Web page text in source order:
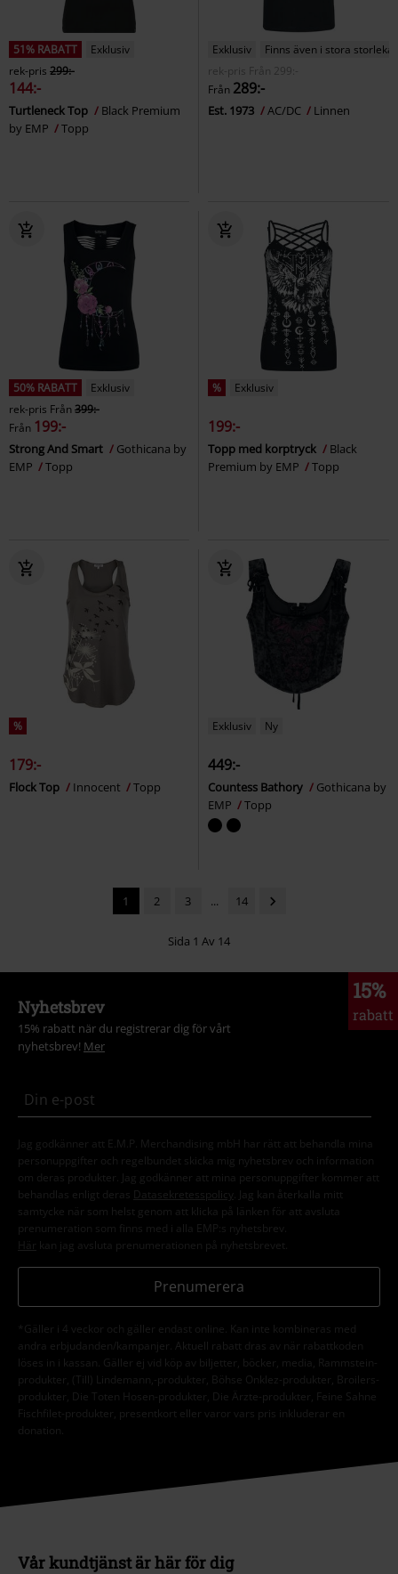
51% RABATT
Exklusiv
rek-pris 299:-
144:-
Turtleneck Top
Black Premium
by EMP
Topp
Exklusiv
Finns även i stora storlekar
rek-pris
Från 299:-
Från 289:-
Est. 1973 AC/DC Linnen
50% RABATT
Exklusiv
rek-pris Från399:-
Från 199:-
Strong And Smart
Gothicana by
EMP
Topp
% Exklusiv
199:-
Topp med korptryck
Black
Premium by EMP
Topp
%
179:-
Flock Top Innocent Topp
Exklusiv Ny
449:-
Countess Bathory
Gothicana by
EMP
Topp
1 2 3 ... 14
Sida 1 Av 14
15%
rabatt
Nyhetsbrev
15% rabatt när du registrerar dig för vårt
nyhetsbrev! Mer
Jag godkänner att E.M.P. Merchandising mbH har rätt att behandla mina
personuppgifter och regelbundet skicka mig nyhetsbrev och information
om deras produkter. Jag godkänner att mina personuppgifter kommer att
behandlas enligt deras
Datasekretesspolicy
. Jag kan återkalla mitt
samtycke när som helst genom att klicka på länken för att avsluta
prenumeration som finns med i alla EMP:s nyhetsbrev.
Här kan jag avsluta prenumerationen på nyhetsbrevet.
Prenumerera
*Gäller i 4 veckor och gäller endast online. Kan inte kombineras med
andra erbjudanden/kampanjer. Aktuell rabatt dras av när rabattkoden
löses in i kassan. Gäller ej vid köp av biljetter, böcker, media, Rammstein-
produkter, (Till) Lindemann,-produkter, Böhse Onklez-produkter, Broilers-
produkter, Die Toten Hosen-produkter, Die Ärzte-produkter, Feine Sahne
Fischfilet-produkter, presentkort eller varor vars pris inkluderar en
donation.
Vår kundtjänst är här för dig